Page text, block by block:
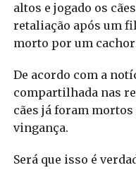
altos e jogado os
retaliação após um
morto por um
De acordo com a
compartilhada nas
cães já foram
vingança.
Será que isso é